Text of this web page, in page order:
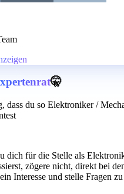
🤫
dass du so Elektroniker /
dich für die Stelle als
zögere nicht, direkt bei
Interesse und stelle Fragen